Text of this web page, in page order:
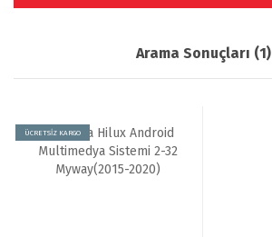
Arama Sonuçları (1)
ÜCRETSİZ KARGO